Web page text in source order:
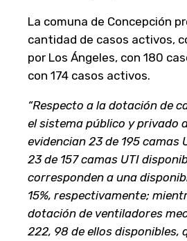
La comuna de Concepción
cantidad de casos activos,
por Los Ángeles, con 180
con 174 casos activos.
“Respecto a la dotación de
el sistema público y privado
evidencian 23 de 195 camas
23 de 157 camas UTI
corresponden a una
15%, respectivamente;
dotación de ventiladores
222, 98 de ellos disponibles,